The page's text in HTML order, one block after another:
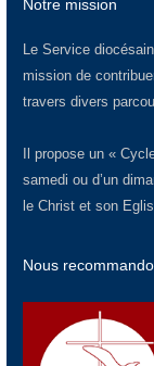
Notre mission
Le Service
mission de
travers divers
Il propose un «
samedi ou d’un
le Christ et son
Nous